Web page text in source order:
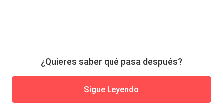
¿Quieres saber qué pasa después?
Sigue Leyendo